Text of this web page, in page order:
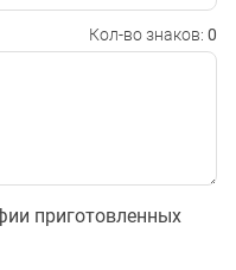
Кол-во знаков: 0
приготовленных